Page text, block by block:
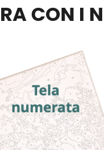
CON I